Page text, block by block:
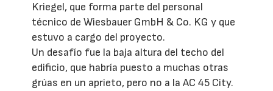
Kriegel, que forma parte del personal
técnico de Wiesbauer GmbH & Co. KG y que
estuvo a cargo del proyecto.
Un desafío fue la baja altura del techo del
edificio, que habría puesto a muchas otras
grúas en un aprieto, pero no a la AC 45 City.